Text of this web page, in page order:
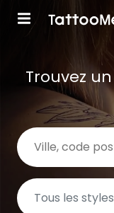
Trouvez